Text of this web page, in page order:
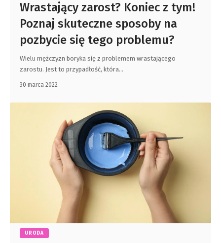
Wrastający zarost? Koniec z tym!
Poznaj skuteczne sposoby na
pozbycie się tego problemu?
Wielu mężczyzn boryka się z problemem wrastającego
zarostu. Jest to przypadłość, która…
30 marca 2022
URODA